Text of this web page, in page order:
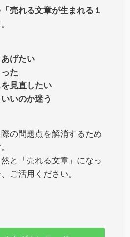
「売れる文章が生まれる１
あげたい
た
を見直したい
いのか迷う
の問題点を解消するため
と「売れる文章」になっ
ご活用ください。